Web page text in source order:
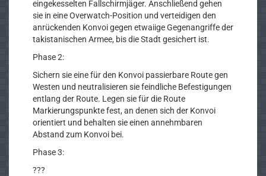
eingekesselten Fallschirmjäger. Anschließend gehen
sie in eine Overwatch-Position und verteidigen den
anrückenden Konvoi gegen etwaiige Gegenangriffe der
takistanischen Armee, bis die Stadt gesichert ist.
Phase 2:
Sichern sie eine für den Konvoi passierbare Route gen
Westen und neutralisieren sie feindliche Befestigungen
entlang der Route. Legen sie für die Route
Markierungspunkte fest, an denen sich der Konvoi
orientiert und behalten sie einen annehmbaren
Abstand zum Konvoi bei.
Phase 3:
???